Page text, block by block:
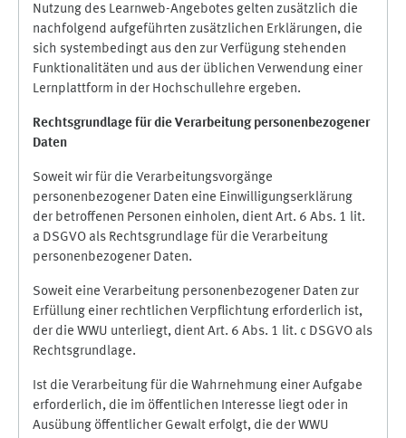
Nutzung des Learnweb-Angebotes gelten zusätzlich die
nachfolgend aufgeführten zusätzlichen Erklärungen, die
sich systembedingt aus den zur Verfügung stehenden
Funktionalitäten und aus der üblichen Verwendung einer
Lernplattform in der Hochschullehre ergeben.
Rechtsgrundlage für die Verarbeitung personenbezogener
Daten
Soweit wir für die Verarbeitungsvorgänge
personenbezogener Daten eine Einwilligungserklärung
der betroffenen Personen einholen, dient Art. 6 Abs. 1 lit.
a DSGVO als Rechtsgrundlage für die Verarbeitung
personenbezogener Daten.
Soweit eine Verarbeitung personenbezogener Daten zur
Erfüllung einer rechtlichen Verpflichtung erforderlich ist,
der die WWU unterliegt, dient Art. 6 Abs. 1 lit. c DSGVO als
Rechtsgrundlage.
Ist die Verarbeitung für die Wahrnehmung einer Aufgabe
erforderlich, die im öffentlichen Interesse liegt oder in
Ausübung öffentlicher Gewalt erfolgt, die der WWU